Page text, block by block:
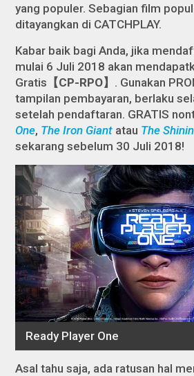
yang populer. Sebagian film
ditayangkan di CATCHPLAY.
Kabar baik bagi Anda, jika
mulai 6 Juli 2018 akan
Gratis 【CP-RPO】 . Gunakan
tampilan pembayaran, berlaku
setelah pendaftaran. GRATIS
One, The Iron Giant atau The
sekarang sebelum 30 Juli 2018!
Asal tahu saja, ada ratusan hal